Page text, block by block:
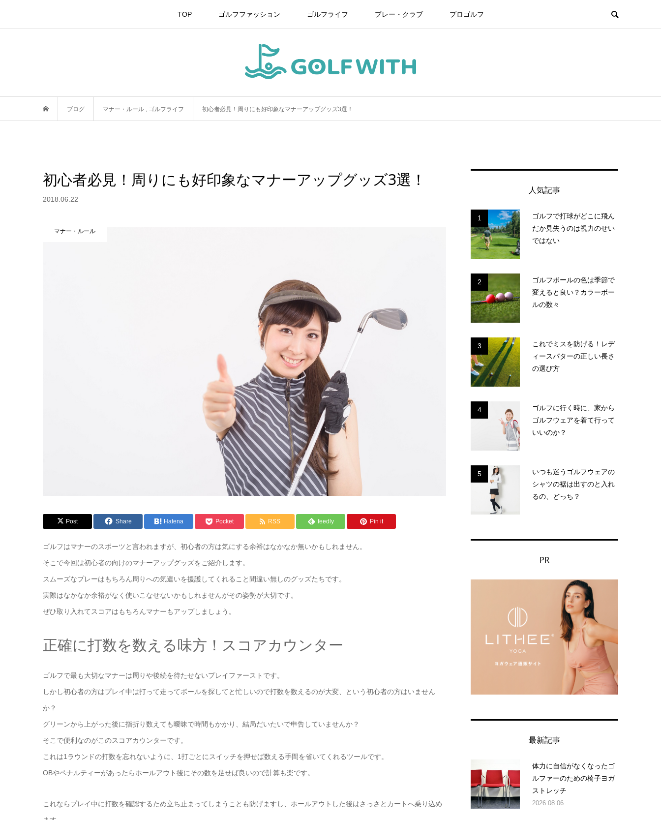
TOP ゴルフファッション ゴルフライフ プレー・クラブ プロゴルフ
ブログ マナー・ルール ゴルフライフ 初心者必見！周りにも好印象なマナーアップグッズ3選！
初心者必見！周りにも好印象なマナーアップグッズ3選！
2018.06.22
マナー・ルール
Post Share Hatena Pocket RSS feedly Pin it
ゴルフはマナーのスポーツと言われますが、初心者の方は気にする余裕はなかなか無いかもしれません。
そこで今回は初心者の向けのマナーアップグッズをご紹介します。
スムーズなプレーはもちろん周りへの気遣いを援護してくれること間違い無しのグッズたちです。
実際はなかなか余裕がなく使いこなせないかもしれませんがその姿勢が大切です。
ぜひ取り入れてスコアはもちろんマナーもアップしましょう。
正確に打数を数える味方！スコアカウンター
ゴルフで最も大切なマナーは周りや後続を待たせないプレイファーストです。
しかし初心者の方はプレイ中は打って走ってボールを探してと忙しいので打数を数えるのが大変、という初心者の方はいません
か？
グリーンから上がった後に指折り数えても曖昧で時間もかかり、結局だいたいで申告していませんか？
そこで便利なのがこのスコアカウンターです。
これは1ラウンドの打数を忘れないように、1打ごとにスイッチを押せば数える手間を省いてくれるツールです。
OBやペナルティーがあったらホールアウト後にその数を足せば良いので計算も楽です。
これならプレイ中に打数を確認するため立ち止まってしまうことも防げますし、ホールアウトした後はさっさとカートへ乗り込め
人気記事
1
ゴルフで打球がどこに飛ん
だか見失うのは視力のせい
ではない
2
ゴルフボールの色は季節で
変えると良い？カラーボー
ルの数々
3
これでミスを防げる！レデ
ィースパターの正しい長さ
の選び方
4
ゴルフに行く時に、家から
ゴルフウェアを着て行って
いいのか？
5
いつも迷うゴルフウェアの
シャツの裾は出すのと入れ
るの、どっち？
PR
最新記事
体力に自信がなくなったゴ
ルファーのための椅子ヨガ
ストレッチ
2026.08.06